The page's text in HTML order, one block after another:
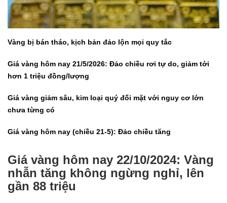
Vàng bị bán tháo, kịch bản đảo lộn mọi quy tắc
Giá vàng hôm nay 21/5/2026: Đảo chiều rơi tự do, giảm tới
hơn 1 triệu đồng/lượng
Giá vàng giảm sâu, kim loại quý đối mặt với nguy cơ lớn
chưa từng có
Giá vàng hôm nay (chiều 21-5): Đảo chiều tăng
Giá vàng hôm nay 22/10/2024: Vàng
nhẫn tăng không ngừng nghỉ, lên
gần 88 triệu